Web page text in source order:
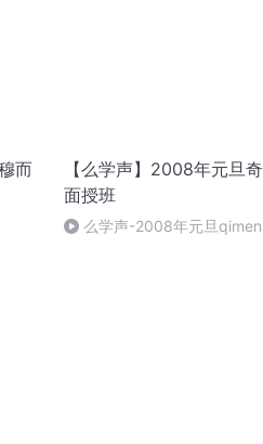
而
【么学声】2008年元旦
面授班
么学声-2008年元旦qimen